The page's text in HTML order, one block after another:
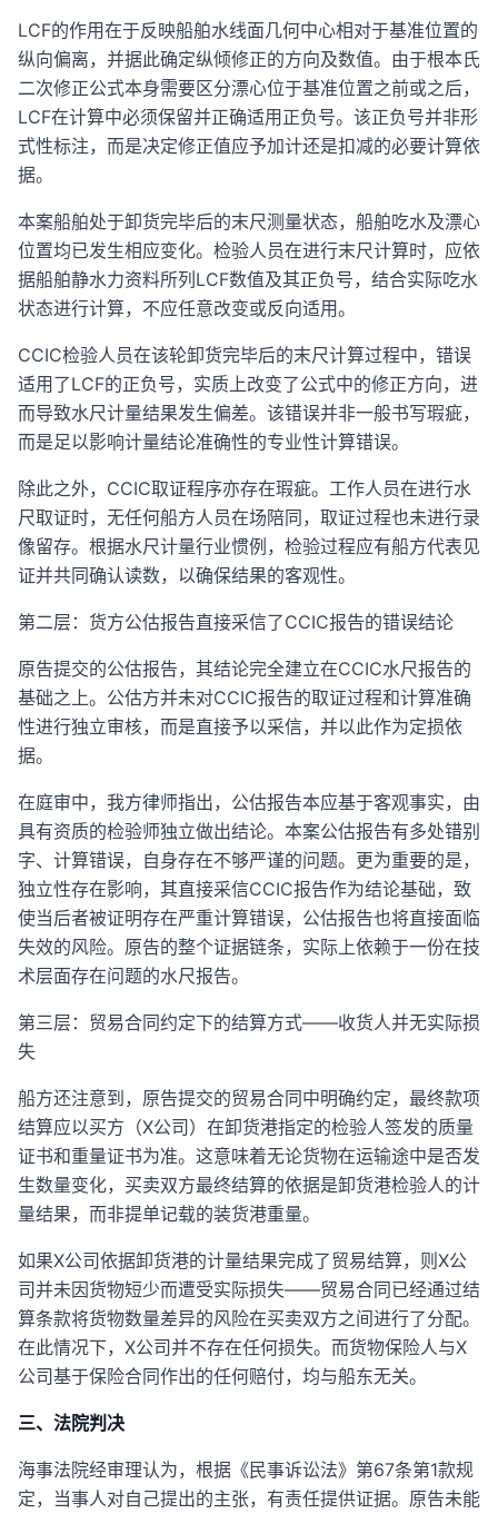
LCF的作用在于反映船舶水线面几何中心相对于基准位置的
纵向偏离，并据此确定纵倾修正的方向及数值。由于根本氏
二次修正公式本身需要区分漂心位于基准位置之前或之后，
LCF在计算中必须保留并正确适用正负号。该正负号并非形
式性标注，而是决定修正值应予加计还是扣减的必要计算依
据。
本案船舶处于卸货完毕后的末尺测量状态，船舶吃水及漂心
位置均已发生相应变化。检验人员在进行末尺计算时，应依
据船舶静水力资料所列LCF数值及其正负号，结合实际吃水
状态进行计算，不应任意改变或反向适用。
CCIC检验人员在该轮卸货完毕后的末尺计算过程中，错误
适用了LCF的正负号，实质上改变了公式中的修正方向，进
而导致水尺计量结果发生偏差。该错误并非一般书写瑕疵，
而是足以影响计量结论准确性的专业性计算错误。
除此之外，CCIC取证程序亦存在瑕疵。工作人员在进行水
尺取证时，无任何船方人员在场陪同，取证过程也未进行录
像留存。根据水尺计量行业惯例，检验过程应有船方代表见
证并共同确认读数，以确保结果的客观性。
第二层：货方公估报告直接采信了CCIC报告的错误结论
原告提交的公估报告，其结论完全建立在CCIC水尺报告的
基础之上。公估方并未对CCIC报告的取证过程和计算准确
性进行独立审核，而是直接予以采信，并以此作为定损依
据。
在庭审中，我方律师指出，公估报告本应基于客观事实，由
具有资质的检验师独立做出结论。本案公估报告有多处错别
字、计算错误，自身存在不够严谨的问题。更为重要的是，
独立性存在影响，其直接采信CCIC报告作为结论基础，致
使当后者被证明存在严重计算错误，公估报告也将直接面临
失效的风险。原告的整个证据链条，实际上依赖于一份在技
术层面存在问题的水尺报告。
第三层：贸易合同约定下的结算方式——收货人并无实际损
失
船方还注意到，原告提交的贸易合同中明确约定，最终款项
结算应以买方（X公司）在卸货港指定的检验人签发的质量
证书和重量证书为准。这意味着无论货物在运输途中是否发
生数量变化，买卖双方最终结算的依据是卸货港检验人的计
量结果，而非提单记载的装货港重量。
如果X公司依据卸货港的计量结果完成了贸易结算，则X公
司并未因货物短少而遭受实际损失——贸易合同已经通过结
算条款将货物数量差异的风险在买卖双方之间进行了分配。
在此情况下，X公司并不存在任何损失。而货物保险人与X
公司基于保险合同作出的任何赔付，均与船东无关。
三、法院判决
海事法院经审理认为，根据《民事诉讼法》第67条第1款规
定，当事人对自己提出的主张，有责任提供证据。原告未能